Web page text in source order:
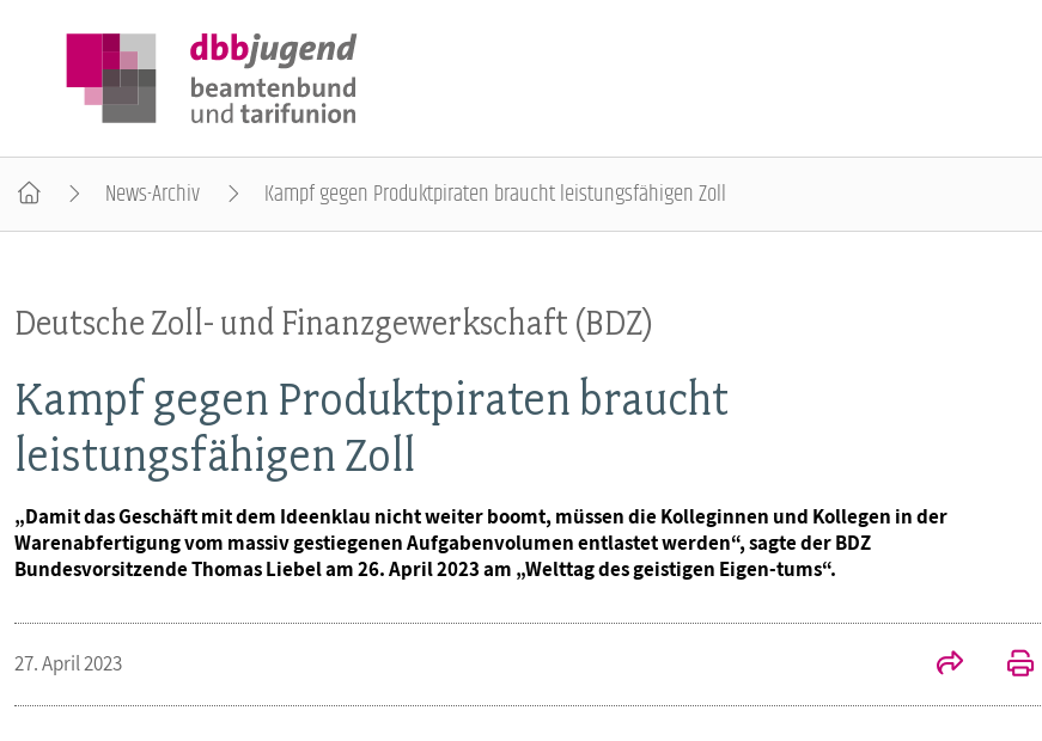
Gremien
Kontakt
Mitgliedsgewerkschaften
Landesjugendbünde
POSITIONEN
AUSBILDUNGSINFORMATIONEN
Jugend- und Auszubildendenvertretung
Hochschulen
Jobkompass
INTERNATIONALES
VERANSTALTUNGEN UND SEMINARE
ÜBERBLICK
Bundesjugendausschuss
Ideencampus
Parlamentarisches Sommerfest
MITGLIEDSCHAFT & SERVICE
Rechtsschutz
Vorsorgewerk
Vorteilswelt
Akademie
News-Archiv Kampf gegen Produktpiraten braucht leistungsfähigen Zoll
Deutsche Zoll- und Finanzgewerkschaft (BDZ)
Kampf gegen Produktpiraten braucht
leistungsfähigen Zoll
„Damit das Geschäft mit dem Ideenklau nicht weiter boomt, müssen die Kolleginnen und Kollegen in der
Warenabfertigung vom massiv gestiegenen Aufgabenvolumen entlastet werden“, sagte der BDZ
Bundesvorsitzende Thomas Liebel am 26. April 2023 am „Welttag des geistigen Eigen-tums“.
27. April 2023